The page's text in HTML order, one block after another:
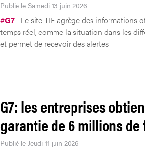
Publié le Samedi 13 juin 2026
#G7 Le site TIF agrège des informations
temps réel, comme la situation dans les
et permet de recevoir des alertes
G7: les entreprises
garantie de 6 millions de
Publié le Jeudi 11 juin 2026